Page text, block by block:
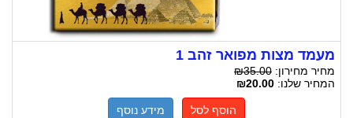
מעמד מצות מפואר זהב 1
מחיר מחירון: ₪35.00
המחיר שלנו: ₪20.00
הוסף לסל מידע נוסף